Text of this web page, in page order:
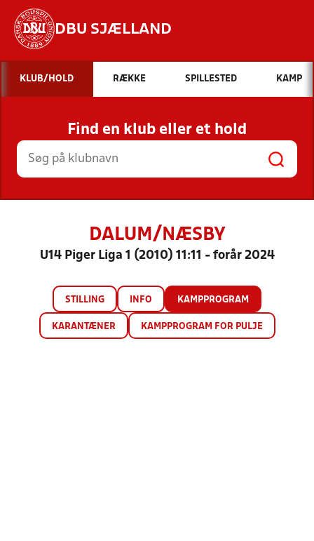
DBU SJÆLLAND
Hvad vil du søge efter?
INDHOLD OG NYHEDER
STILLINGER, RESULTATER, KLUBBER OG
HOLD
KLUB/HOLD RÆKKE SPILLESTED KAMP
Find en klub eller et hold
DALUM/NÆSBY
U14 Piger Liga 1 (2010) 11:11 - forår 2024
STILLING INFO KAMPPROGRAM
KARANTÆNER KAMPPROGRAM FOR PULJE